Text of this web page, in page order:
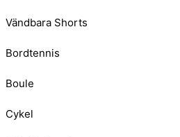
Vändbara Shorts
Bordtennis
Boule
Cykel